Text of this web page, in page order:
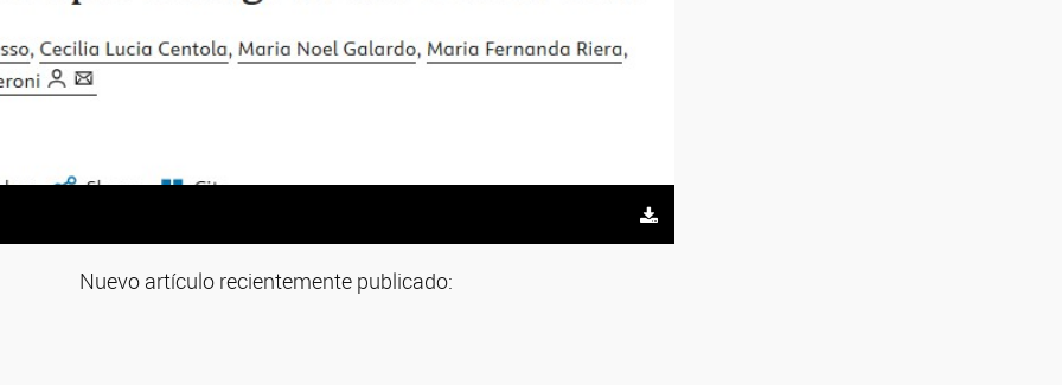
Nuevo artículo recientemente publicado: